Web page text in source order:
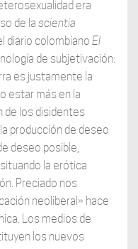
era
de la scientia
diario colombiano El
de subjetivación:
es justamente la
estar más en la
de los disidentes
producción de deseo
deseo posible,
la erótica
Preciado nos
neoliberal» hace
Los medios de
los nuevos